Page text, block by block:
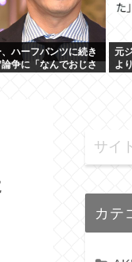
ハーフパンツに続き
争に「なんでおじさ
元
よ
カテ